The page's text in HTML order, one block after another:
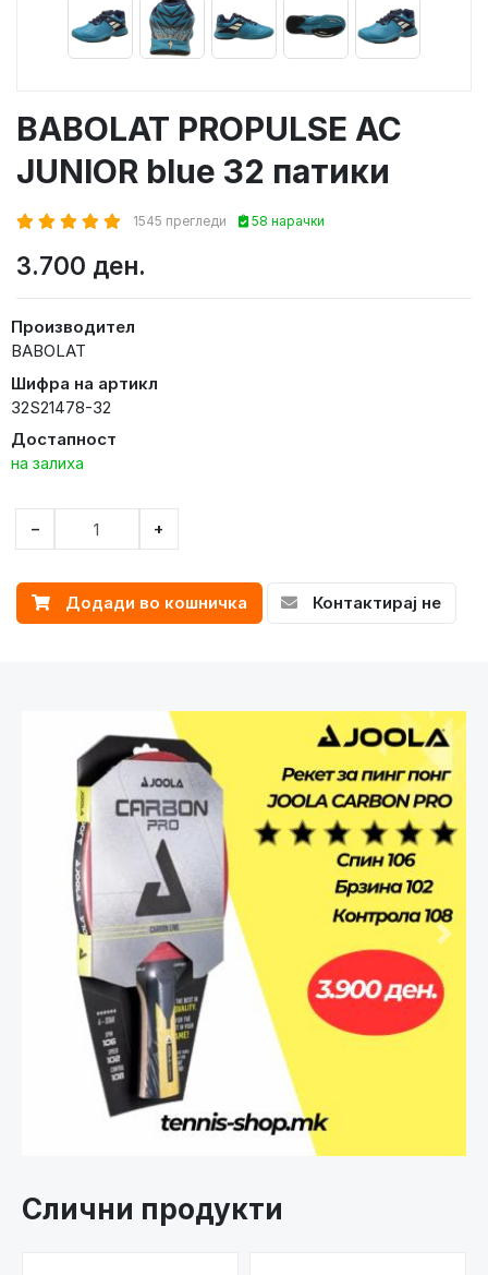
BABOLAT PROPULSE AC
JUNIOR blue 32 патики
1545 прегледи 58 нарачки
3.700 ден.
Производител
BABOLAT
Шифра на артикл
32S21478-32
Достапност
на залиха
− +
Додади во кошничка Контактирај не
Претходно
Слични продукти